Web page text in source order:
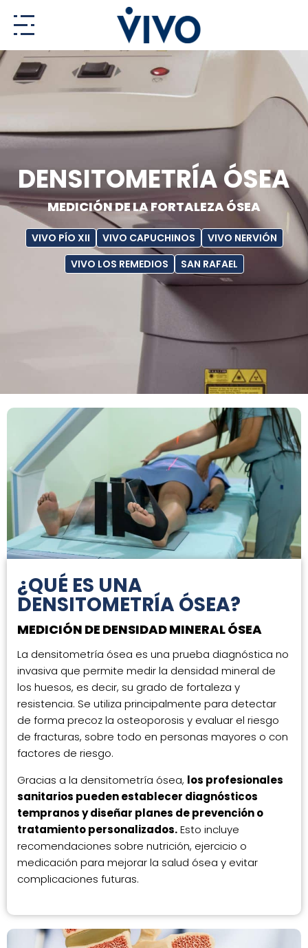
DENSITOMETRÍA ÓSEA
MEDICIÓN DE LA FORTALEZA ÓSEA
VIVO PÍO XII VIVO CAPUCHINOS
VIVO NERVIÓN
VIVO LOS REMEDIOS
SAN RAFAEL
¿QUÉ ES UNA
DENSITOMETRÍA ÓSEA?
MEDICIÓN DE DENSIDAD MINERAL ÓSEA
La densitometría ósea es una prueba diagnóstica no
invasiva que permite medir la densidad mineral de
los huesos, es decir, su grado de fortaleza y
resistencia. Se utiliza principalmente para detectar
de forma precoz la osteoporosis y evaluar el riesgo
de fracturas, sobre todo en personas mayores o con
factores de riesgo.
Gracias a la densitometría ósea, los profesionales
sanitarios pueden establecer diagnósticos
tempranos y diseñar planes de prevención o
tratamiento personalizados.Esto incluye
recomendaciones sobre nutrición, ejercicio o
medicación para mejorar la salud ósea y evitar
complicaciones futuras.